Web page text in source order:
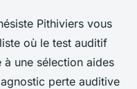
Pithiviers vous
où le test auditif
une sélection aides
perte auditive